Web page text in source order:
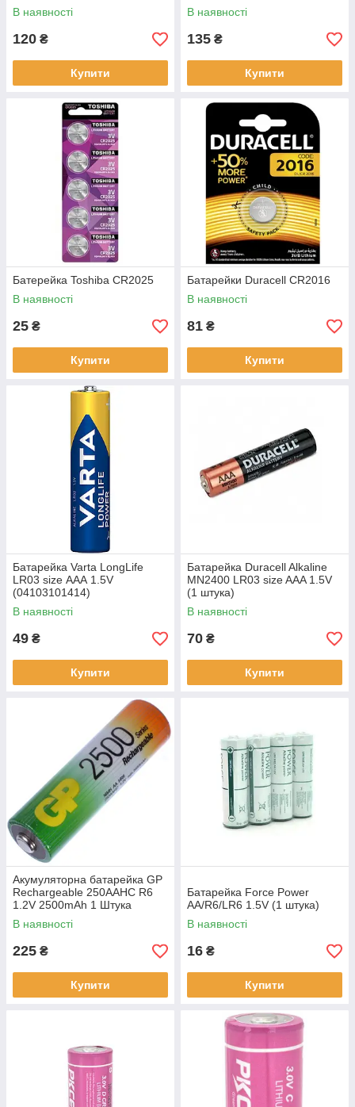
В наявності
120 ₴
Купити
В наявності
135 ₴
Купити
Батерейка Toshiba CR2025
В наявності
25 ₴
Купити
Батарейки Duracell CR2016
В наявності
81 ₴
Купити
Батарейка Varta LongLife
LR03 size ААА 1.5V
(04103101414)
В наявності
49 ₴
Купити
Батарейка Duracell Alkaline
MN2400 LR03 size AAA 1.5V
(1 штука)
В наявності
70 ₴
Купити
Акумуляторна батарейка GP
Rechargeable 250AAHC R6
1.2V 2500mAh 1 Штука
В наявності
225 ₴
Купити
Батарейка Force Power
AA/R6/LR6 1.5V (1 штука)
В наявності
16 ₴
Купити